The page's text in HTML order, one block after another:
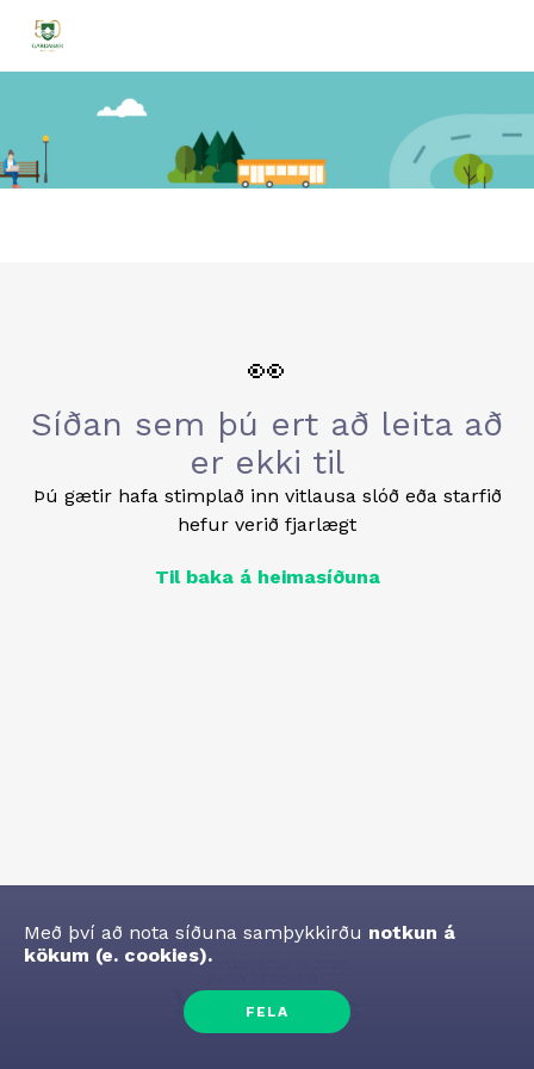
👀
Síðan sem þú ert að leita að
er ekki til
Þú gætir hafa stimplað inn vitlausa slóð eða starfið
hefur verið fjarlægt
Til baka á heimasíðuna
Höfundarréttur
Með því að nota síðuna samþykkirðu notkun á
kökum (e. cookies).
FELA